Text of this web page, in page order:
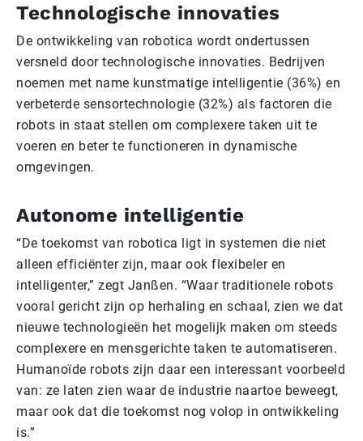
Technologische innovaties
De ontwikkeling van robotica wordt ondertussen
versneld door technologische innovaties. Bedrijven
noemen met name kunstmatige intelligentie (36%) en
verbeterde sensortechnologie (32%) als factoren die
robots in staat stellen om complexere taken uit te
voeren en beter te functioneren in dynamische
omgevingen.
Autonome intelligentie
“De toekomst van robotica ligt in systemen die niet
alleen efficiënter zijn, maar ook flexibeler en
intelligenter,” zegt Janßen. “Waar traditionele robots
vooral gericht zijn op herhaling en schaal, zien we dat
nieuwe technologieën het mogelijk maken om steeds
complexere en mensgerichte taken te automatiseren.
Humanoïde robots zijn daar een interessant voorbeeld
van: ze laten zien waar de industrie naartoe beweegt,
maar ook dat die toekomst nog volop in ontwikkeling
is.”